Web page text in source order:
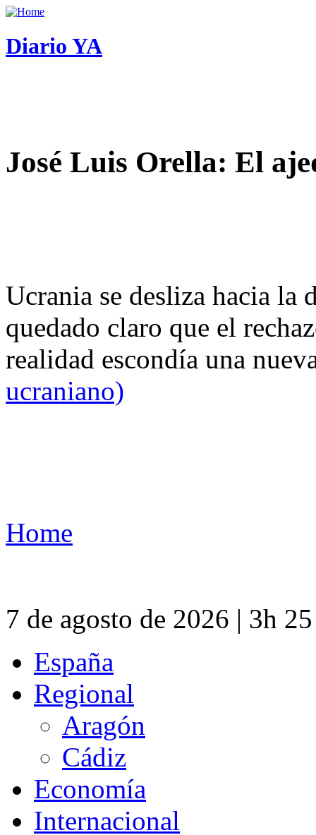
Diario YA
José Luis Orella: El
Ucrania se desliza hacia
quedado claro que el
realidad escondía una
ucraniano)
Home
7 de agosto de 2026 | 3h
España
Regional
Aragón
Cádiz
Economía
Internacional